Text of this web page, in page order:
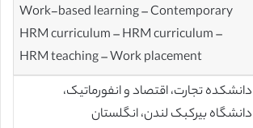
Work-based learning – Contemporary
HRM curriculum – HRM curriculum –
HRM teaching – Work placement
دانشکده تجارت، اقتصاد و انفورماتیک،
دانشگاه بیرکبک لندن، انگلستان